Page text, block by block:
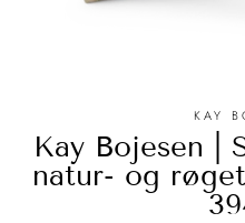
KAY
Kay Bojesen |
natur- og